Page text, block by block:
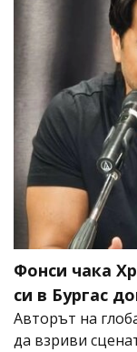
Фонси чака
си в Бургас
Авторът на
да взриви